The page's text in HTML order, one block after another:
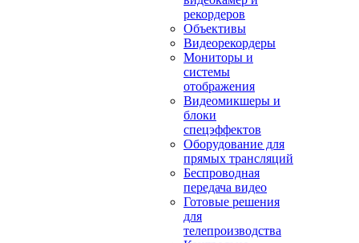
рекордеров
Объективы
Видеорекордеры
Мониторы и
системы
отображения
Видеомикшеры и
блоки
спецэффектов
Оборудование для
прямых трансляций
Беспроводная
передача видео
Готовые решения
для
телепроизводства